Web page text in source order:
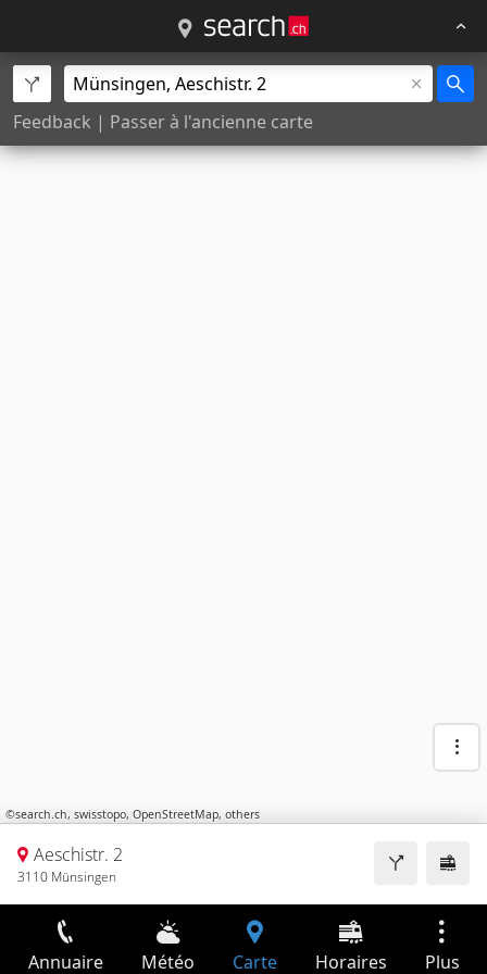
Feedback | Passer à l'ancienne carte
©search.ch, swisstopo, OpenStreetMap, others
Aeschistr. 2
3110 Münsingen
Annuaire Météo Carte Horaires Plus